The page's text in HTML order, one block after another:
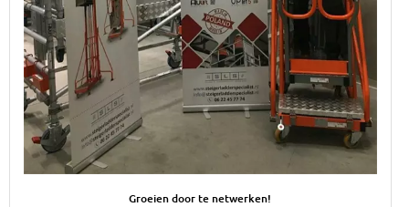
Groeien door te netwerken!